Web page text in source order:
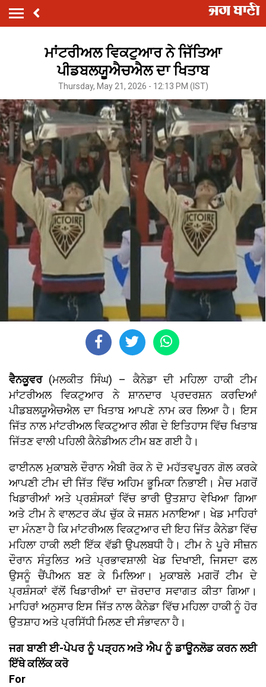
ਮਾਂਟਰੀਅਲ ਵਿਕਟੁਆਰ ਨੇ ਜਿੱਤਿਆ
ਪੀਡਬਲਯੂਐਚਐਲ ਦਾ ਖਿਤਾਬ
Thursday, May 21, 2026 - 12:13 PM (IST)
ਵੈਨਕੂਵਰ (ਮਲਕੀਤ ਸਿੰਘ) – ਕੈਨੇਡਾ ਦੀ ਮਹਿਲਾ ਹਾਕੀ ਟੀਮ
ਮਾਂਟਰੀਅਲ ਵਿਕਟੁਆਰ ਨੇ ਸ਼ਾਨਦਾਰ ਪ੍ਰਦਰਸ਼ਨ ਕਰਦਿਆਂ
ਪੀਡਬਲਯੂਐਚਐਲ ਦਾ ਖਿਤਾਬ ਆਪਣੇ ਨਾਮ ਕਰ ਲਿਆ ਹੈ। ਇਸ
ਜਿੱਤ ਨਾਲ ਮਾਂਟਰੀਅਲ ਵਿਕਟੁਆਰ ਲੀਗ ਦੇ ਇਤਿਹਾਸ ਵਿੱਚ ਖਿਤਾਬ
ਜਿੱਤਣ ਵਾਲੀ ਪਹਿਲੀ ਕੈਨੇਡੀਅਨ ਟੀਮ ਬਣ ਗਈ ਹੈ।
ਫਾਈਨਲ ਮੁਕਾਬਲੇ ਦੌਰਾਨ ਐਬੀ ਰੋਕ ਨੇ ਦੋ ਮਹੱਤਵਪੂਰਨ ਗੋਲ ਕਰਕੇ
ਆਪਣੀ ਟੀਮ ਦੀ ਜਿੱਤ ਵਿੱਚ ਅਹਿਮ ਭੂਮਿਕਾ ਨਿਭਾਈ। ਮੈਚ ਮਗਰੋਂ
ਖਿਡਾਰੀਆਂ ਅਤੇ ਪ੍ਰਸ਼ੰਸਕਾਂ ਵਿੱਚ ਭਾਰੀ ਉਤਸ਼ਾਹ ਵੇਖਿਆ ਗਿਆ
ਅਤੇ ਟੀਮ ਨੇ ਵਾਲਟਰ ਕੱਪ ਚੁੱਕ ਕੇ ਜਸ਼ਨ ਮਨਾਇਆ। ਖੇਡ ਮਾਹਿਰਾਂ
ਦਾ ਮੰਨਣਾ ਹੈ ਕਿ ਮਾਂਟਰੀਅਲ ਵਿਕਟੁਆਰ ਦੀ ਇਹ ਜਿੱਤ ਕੈਨੇਡਾ ਵਿੱਚ
ਮਹਿਲਾ ਹਾਕੀ ਲਈ ਇੱਕ ਵੱਡੀ ਉਪਲਬਧੀ ਹੈ। ਟੀਮ ਨੇ ਪੂਰੇ ਸੀਜ਼ਨ
ਦੌਰਾਨ ਸੰਤੁਲਿਤ ਅਤੇ ਪ੍ਰਭਾਵਸ਼ਾਲੀ ਖੇਡ ਦਿਖਾਈ, ਜਿਸਦਾ ਫਲ
ਉਸਨੂੰ ਚੈਂਪੀਅਨ ਬਣ ਕੇ ਮਿਲਿਆ। ਮੁਕਾਬਲੇ ਮਗਰੋਂ ਟੀਮ ਦੇ
ਪ੍ਰਸ਼ੰਸਕਾਂ ਵੱਲੋਂ ਖਿਡਾਰੀਆਂ ਦਾ ਜ਼ੋਰਦਾਰ ਸਵਾਗਤ ਕੀਤਾ ਗਿਆ।
ਮਾਹਿਰਾਂ ਅਨੁਸਾਰ ਇਸ ਜਿੱਤ ਨਾਲ ਕੈਨੇਡਾ ਵਿੱਚ ਮਹਿਲਾ ਹਾਕੀ ਨੂੰ ਹੋਰ
ਉਤਸ਼ਾਹ ਅਤੇ ਪ੍ਰਸਿੱਧੀ ਮਿਲਣ ਦੀ ਸੰਭਾਵਨਾ ਹੈ।
ਜਗ ਬਾਣੀ ਈ-ਪੇਪਰ ਨੂੰ ਪੜ੍ਹਨ ਅਤੇ ਐਪ ਨੂੰ ਡਾਊਨਲੋਡ ਕਰਨ ਲਈ
ਇੱਥੇ ਕਲਿੱਕ ਕਰੋ
For